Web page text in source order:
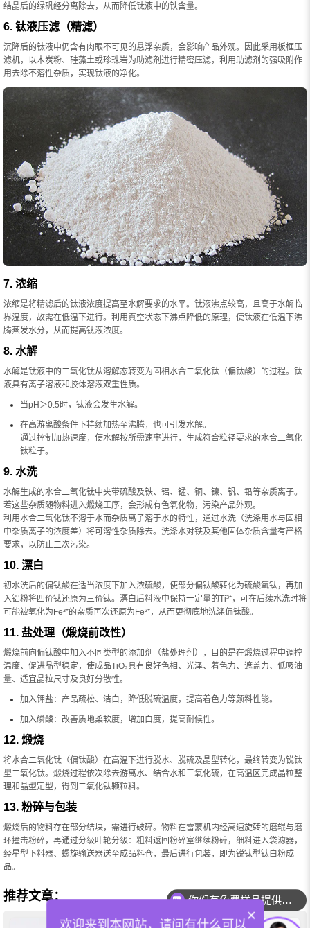
结晶后的绿矾经分离除去，从而降低钛液中的铁含量。
6. 钛液压滤（精滤）
沉降后的钛液中仍含有肉眼不可见的悬浮杂质，会影响产品外观。因此采用板框压
滤机，以木炭粉、硅藻土或珍珠岩为助滤剂进行精密压滤，利用助滤剂的强吸附作
用去除不溶性杂质，实现钛液的净化。
7. 浓缩
浓缩是将精滤后的钛液浓度提高至水解要求的水平。钛液沸点较高，且高于水解临
界温度，故需在低温下进行。利用真空状态下沸点降低的原理，使钛液在低温下沸
腾蒸发水分，从而提高钛液浓度。
8. 水解
水解是钛液中的二氧化钛从溶解态转变为固相水合二氧化钛（偏钛酸）的过程。钛
液具有离子溶液和胶体溶液双重性质。
当pH＞0.5时，钛液会发生水解。
在高游离酸条件下持续加热至沸腾，也可引发水解。
通过控制加热速度，使水解按所需速率进行，生成符合粒径要求的水合二氧化
钛粒子。
9. 水洗
水解生成的水合二氧化钛中夹带硫酸及铁、铝、锰、铜、镍、钒、铅等杂质离子。
若这些杂质随物料进入煅烧工序，会形成有色氧化物，污染产品外观。
利用水合二氧化钛不溶于水而杂质离子溶于水的特性，通过水洗（洗涤用水与固相
中杂质离子的浓度差）将可溶性杂质除去。洗涤水对铁及其他固体杂质含量有严格
要求，以防止二次污染。
10. 漂白
初水洗后的偏钛酸在适当浓度下加入浓硫酸，使部分偏钛酸转化为硫酸氧钛，再加
入铝粉将四价钛还原为三价钛。漂白后料液中保持一定量的Ti³⁺，可在后续水洗时将
可能被氧化为Fe³⁺的杂质再次还原为Fe²⁺，从而更彻底地洗涤偏钛酸。
11. 盐处理（煅烧前改性）
煅烧前向偏钛酸中加入不同类型的添加剂（盐处理剂），目的是在煅烧过程中调控
温度、促进晶型稳定，使成品TiO₂具有良好色相、光泽、着色力、遮盖力、低吸油
量、适宜晶粒尺寸及良好分散性。
加入钾盐：产品疏松、洁白，降低脱硫温度，提高着色力等颜料性能。
加入磷酸：改善质地柔软度，增加白度，提高耐候性。
12. 煅烧
将水合二氧化钛（偏钛酸）在高温下进行脱水、脱硫及晶型转化，最终转变为锐钛
型二氧化钛。煅烧过程依次除去游离水、结合水和三氧化硫，在高温区完成晶粒整
理和晶型定型，得到二氧化钛颗粒料。
13. 粉碎与包装
煅烧后的物料存在部分结块，需进行破碎。物料在雷蒙机内经高速旋转的磨辊与磨
环撞击粉碎，再通过分级叶轮分级：粗料返回粉碎室继续粉碎，细料进入袋滤器，
经星型下料器、螺旋输送器送至成品料仓，最后进行包装，即为锐钛型钛白粉成
品。
推荐文章： 你们有免费样品提供吗？
×
欢迎来到本网站，请问有什么可以